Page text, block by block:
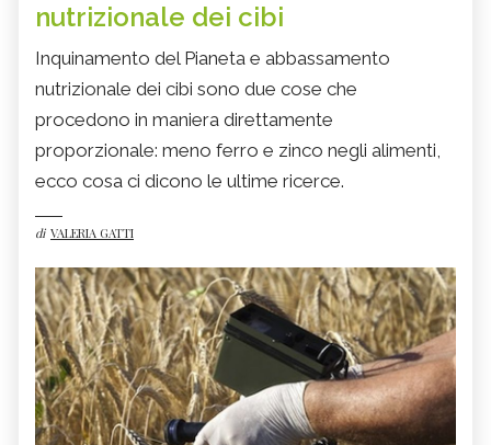
nutrizionale dei cibi
Inquinamento del Pianeta e abbassamento
nutrizionale dei cibi sono due cose che
procedono in maniera direttamente
proporzionale: meno ferro e zinco negli alimenti,
ecco cosa ci dicono le ultime ricerce.
di VALERIA GATTI